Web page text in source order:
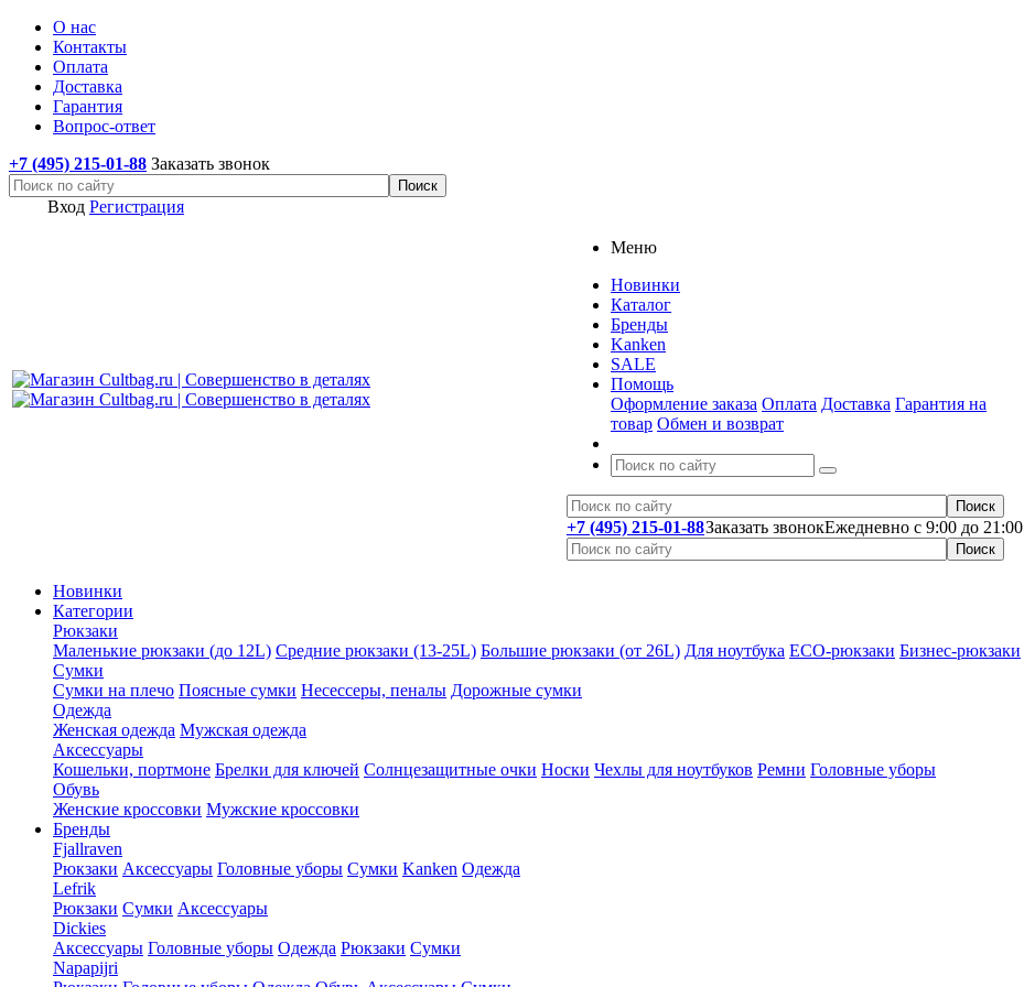
О нас
Контакты
Оплата
Доставка
Гарантия
Вопрос-ответ
+7 (495) 215-01-88 Заказать звонок
Вход Регистрация
Меню
Новинки
Каталог
Бренды
Kanken
SALE
Помощь
Оформление заказа Оплата Доставка Гарантия на
товар Обмен и возврат
Ежедневно с 9:00 до 21:00
+7 (495) 215-01-88Заказать звонок
Новинки
Категории
Рюкзаки
Маленькие рюкзаки (до 12L) Средние рюкзаки (13-25L) Большие рюкзаки (от 26L) Для ноутбука ECO-рюкзаки Бизнес-рюкзаки
Сумки
Сумки на плечо Поясные сумки Несессеры, пеналы Дорожные сумки
Одежда
Женская одежда Мужская одежда
Аксессуары
Кошельки, портмоне Брелки для ключей Солнцезащитные очки Носки Чехлы для ноутбуков Ремни Головные уборы
Обувь
Женские кроссовки Мужские кроссовки
Бренды
Fjallraven
Рюкзаки Аксессуары Головные уборы Сумки Kanken Одежда
Lefrik
Рюкзаки Сумки Аксессуары
Dickies
Аксессуары Головные уборы Одежда Рюкзаки Сумки
Napapijri